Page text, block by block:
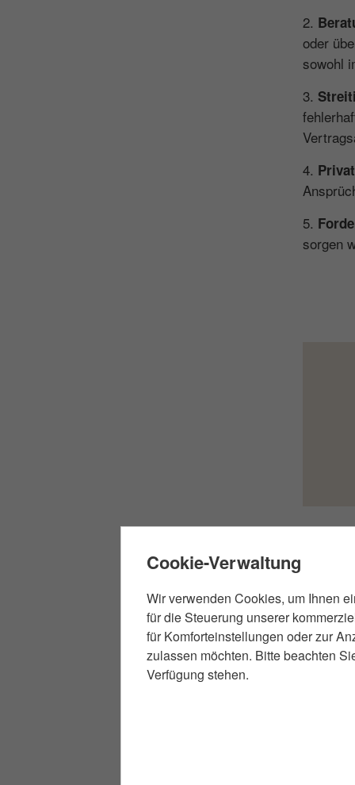
2.
oder
sowohl
3.
4.
5.
sorgen
Die
Cookie-Verwaltung
Wir verwenden Cookies, um Ihnen
für die Steuerung unserer
für Komforteinstellungen oder zur
zulassen möchten. Bitte beachten
Verfügung stehen.